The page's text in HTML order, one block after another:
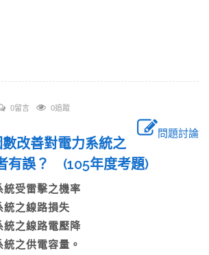
0留言 0追蹤
問題討論
改善對電力系統之
有誤？ (105年度考題)
受雷擊之機率
之線路損失
統之線路電壓降
之供電容量。